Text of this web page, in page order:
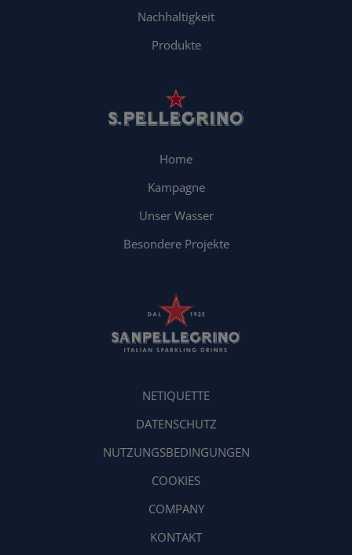
Nachhaltigkeit
Produkte
Home
Kampagne
Unser Wasser
Besondere Projekte
NETIQUETTE
DATENSCHUTZ
NUTZUNGSBEDINGUNGEN
COOKIES
COMPANY
KONTAKT